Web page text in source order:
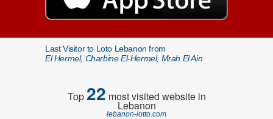
Last Visitor to Loto Lebanon from
El Hermel, Charbine El-Hermel, Mrah El Ain
Top22 most visited website in
Lebanon
lebanon-lotto.com